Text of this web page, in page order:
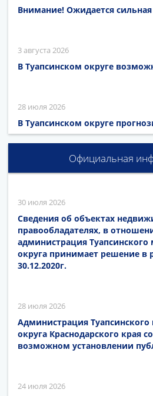
Внимание! Ожидается
3 августа 2026
В Туапсинском округе
28 июля 2026
В Туапсинском округе
Официальная
30 июля 2026
Сведения об объектах
правообладателях, в
администрация
округа принимает решение в
30.12.2020г.
28 июля 2026
Администрация
округа Краснодарского края
возможном установлении
24 июля 2026